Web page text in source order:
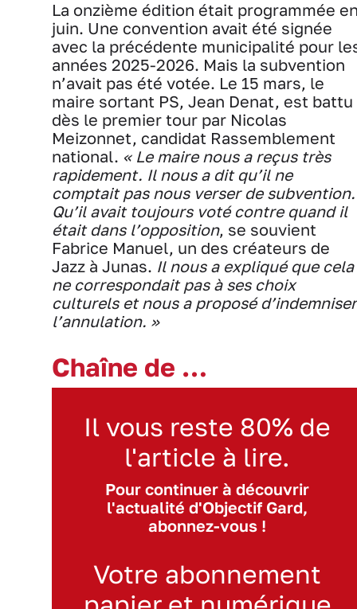
La onzième édition était programmée
juin. Une convention avait été signée
avec la précédente municipalité pour
années 2025-2026. Mais la subvention
n’avait pas été votée. Le 15 mars, le
maire sortant PS, Jean Denat, est battu
dès le premier tour par Nicolas
Meizonnet, candidat Rassemblement
national. « Le maire nous a reçus très
rapidement. Il nous a dit qu’il ne
comptait pas nous verser de subvention.
Qu’il avait toujours voté contre quand il
était dans l’opposition, se souvient
Fabrice Manuel, un des créateurs de
Jazz à Junas. Il nous a expliqué que cela
ne correspondait pas à ses choix
culturels et nous a proposé d’indemniser
l’annulation. »
Chaîne de …
Il vous reste 80% de
l'article à lire.
Pour continuer à découvrir
l'actualité d'Objectif Gard,
abonnez-vous !
Votre abonnement